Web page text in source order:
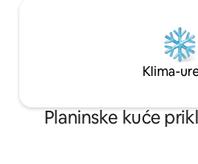
Klima-
Planinske kuće